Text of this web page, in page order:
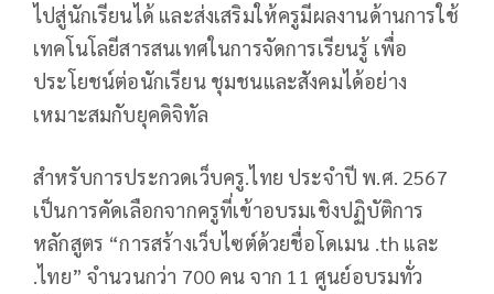
ไปสู่นักเรียนได้ และส่งเสริมให้ครูมีผลงานด้านการใช้
เทคโนโลยีสารสนเทศในการจัดการเรียนรู้ เพื่อ
ประโยชน์ต่อนักเรียน ชุมชนและสังคมได้อย่าง
เหมาะสมกับยุคดิจิทัล
สำหรับการประกวดเว็บครู.ไทย ประจำปี พ.ศ. 2567
เป็นการคัดเลือกจากครูที่เข้าอบรมเชิงปฏิบัติการ
หลักสูตร “การสร้างเว็บไซต์ด้วยชื่อโดเมน .th และ
.ไทย” จำนวนกว่า 700 คน จาก 11 ศูนย์อบรมทั่ว